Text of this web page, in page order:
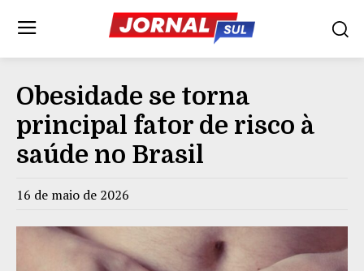
Obesidade se torna
principal fator de risco à
saúde no Brasil
16 de maio de 2026